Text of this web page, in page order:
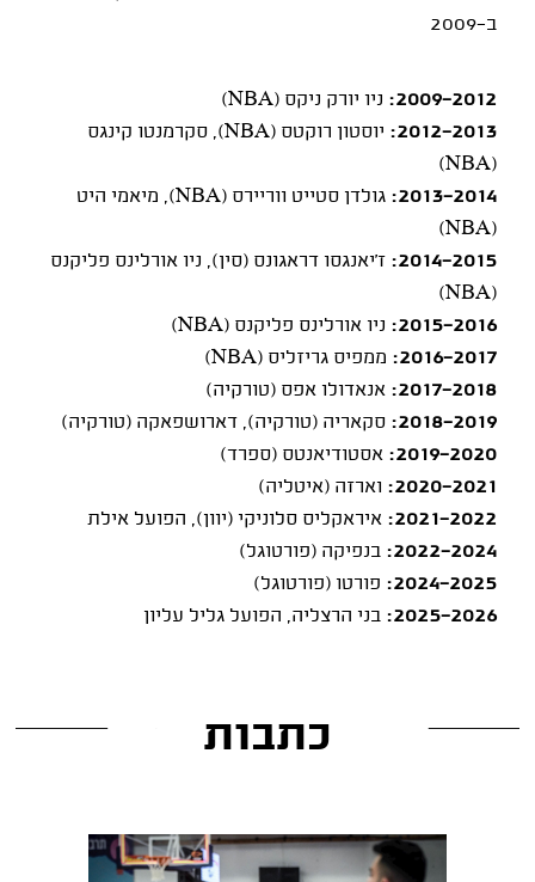
ב-2009
2009-2012: ניו יורק ניקס (NBA
)
2012-2013:
יוסטון רוקטס (NBA), סקרמנטו קינגס
(
NBA
)
2013-2014:
גולדן סטייט ווריירס (NBA), מיאמי היט
(
NBA
)
2014-2015:
ז'יאנגסו דראגונס (סין), ניו אורלינס פליקנס
(
NBA
)
2015-2016:
ניו אורלינס פליקנס (NBA
)
2016-2017:
ממפיס גריזליס (NBA
)
2017-2018:
אנאדולו אפס (טורקיה)
2018-2019:
סקאריה (טורקיה), דארושפאקה (טורקיה)
2019-2020:
אסטודיאנטס (ספרד)
2020-2021:
וארזה (איטליה)
2021-2022:
איראקליס סלוניקי (יוון), הפועל אילת
2022-2024:
בנפיקה (פורטוגל)
2024-2025:
פורטו (פורטוגל)
2025-2026:
בני הרצליה, הפועל גליל עליון
כתבות